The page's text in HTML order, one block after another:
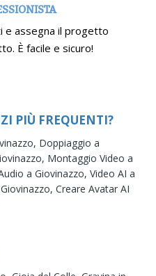
e assegna il progetto
È facile e sicuro!
PIÙ FREQUENTI?
Doppiaggio a
Montaggio Video a
a Giovinazzo, Video AI a
Creare Avatar AI